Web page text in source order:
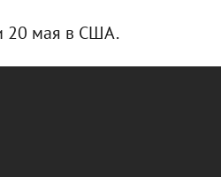
20 мая в США.